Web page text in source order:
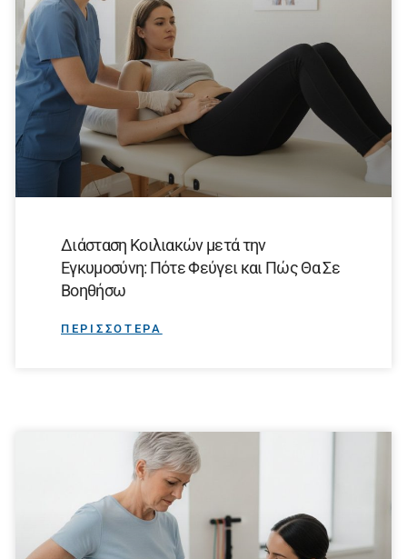
Διάσταση Κοιλιακών μετά την
Εγκυμοσύνη: Πότε Φεύγει και Πώς Θα Σε
Βοηθήσω
ΠΕΡΙΣΣΟΤΕΡΑ